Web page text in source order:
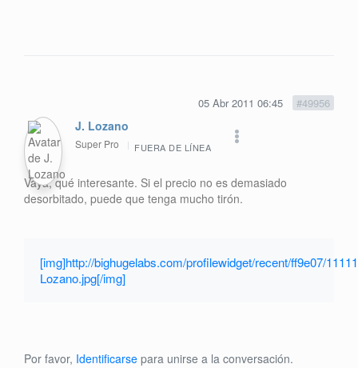
05 Abr 2011 06:45 #49956
J. Lozano
Super Pro FUERA DE LÍNEA
Vaya, qué interesante. Si el precio no es demasiado
desorbitado, puede que tenga mucho tirón.
[img]http://bighugelabs.com/profilewidget/recent/ff9e07/
Lozano.jpg[/img]
Por favor, Identificarse para unirse a la conversación.